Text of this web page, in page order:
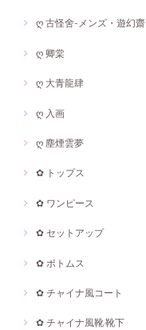
ღ 古怪舍-メンズ・遊幻齋
ღ 卿棠
ღ 大青龍肆
ღ 入画
ღ 塵煙雲夢
✿ トップス
✿ ワンピース
✿ セットアップ
✿ ボトムス
✿ チャイナ風コート
✿ チャイナ風靴·靴下